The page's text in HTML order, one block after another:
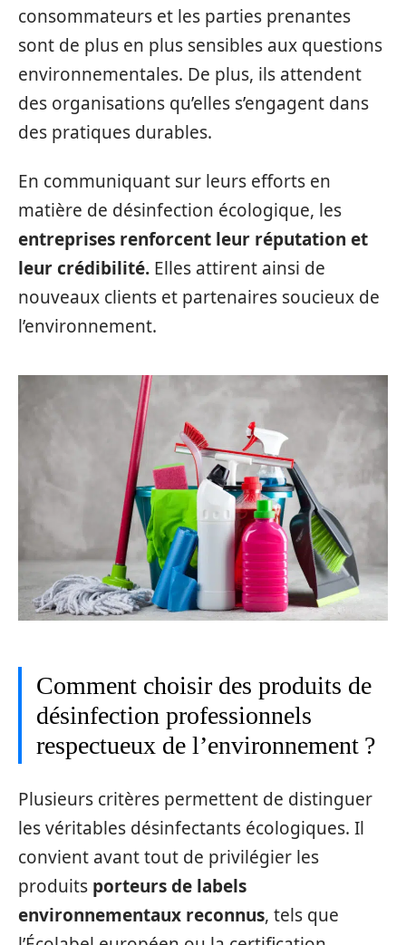
consommateurs et les parties prenantes
sont de plus en plus sensibles aux questions
environnementales. De plus, ils attendent
des organisations qu’elles s’engagent dans
des pratiques durables.
En communiquant sur leurs efforts en
matière de désinfection écologique, les
entreprises renforcent leur réputation et
leur crédibilité. Elles attirent ainsi de
nouveaux clients et partenaires soucieux de
l’environnement.
Comment choisir des produits de
désinfection professionnels
respectueux de l’environnement ?
Plusieurs critères permettent de distinguer
les véritables désinfectants écologiques. Il
convient avant tout de privilégier les
produits porteurs de labels
environnementaux reconnus, tels que